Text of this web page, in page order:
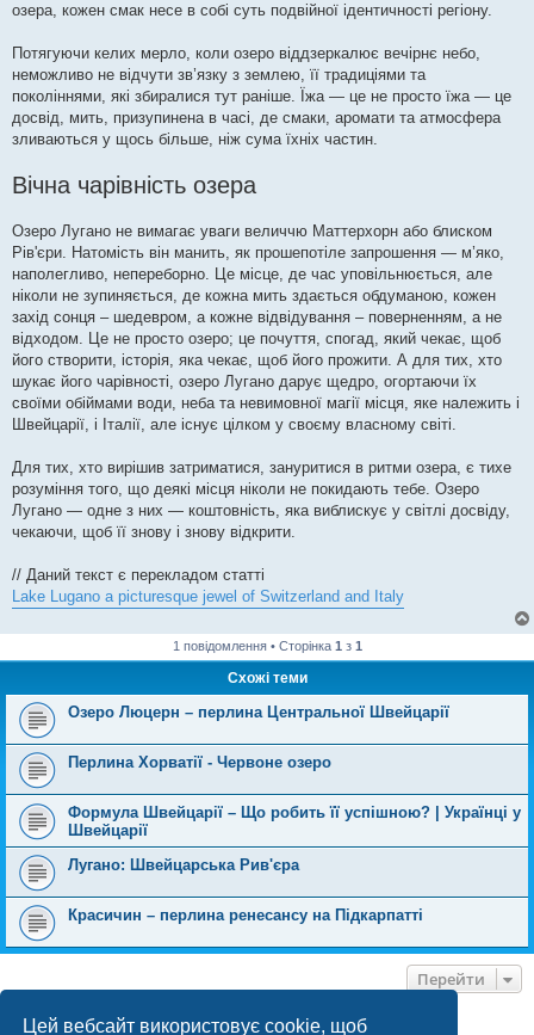
Цей вебсайт використовує cookie, щоб
озера, кожен смак несе в собі суть подвійної ідентичності регіону.
Потягуючи келих мерло, коли озеро віддзеркалює вечірнє небо,
неможливо не відчути зв’язку з землею, її традиціями та
поколіннями, які збиралися тут раніше. Їжа — це не просто їжа — це
досвід, мить, призупинена в часі, де смаки, аромати та атмосфера
зливаються у щось більше, ніж сума їхніх частин.
Вічна чарівність озера
Озеро Лугано не вимагає уваги величчю Маттерхорн або блиском
Рів'єри. Натомість він манить, як прошепотіле запрошення — м’яко,
наполегливо, непереборно. Це місце, де час уповільнюється, але
ніколи не зупиняється, де кожна мить здається обдуманою, кожен
захід сонця – шедевром, а кожне відвідування – поверненням, а не
відходом. Це не просто озеро; це почуття, спогад, який чекає, щоб
його створити, історія, яка чекає, щоб його прожити. А для тих, хто
шукає його чарівності, озеро Лугано дарує щедро, огортаючи їх
своїми обіймами води, неба та невимовної магії місця, яке належить і
Швейцарії, і Італії, але існує цілком у своєму власному світі.
Для тих, хто вирішив затриматися, зануритися в ритми озера, є тихе
розуміння того, що деякі місця ніколи не покидають тебе. Озеро
Лугано — одне з них — коштовність, яка виблискує у світлі досвіду,
чекаючи, щоб її знову і знову відкрити.
// Даний текст є перекладом статті
Lake Lugano a picturesque jewel of Switzerland and Italy
1 повідомлення • Сторінка 1з 1
Схожі теми
Озеро Люцерн – перлина Центральної Швейцарії
Перлина Хорватії - Червоне озеро
Формула Швейцарії – Що робить її успішною? | Українці у
Швейцарії
Лугано: Швейцарська Рив'єра
Красичин – перлина ренесансу на Підкарпатті
Перейти
ХТО ЗАРАЗ ОНЛАЙН